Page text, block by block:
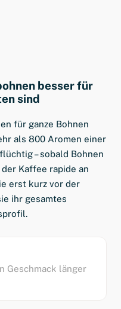
besser für
sind
für ganze Bohnen
als 800 Aromen einer
– sobald Bohnen
Kaffee rapide an
erst kurz vor der
ihr gesamtes
Geschmack länger